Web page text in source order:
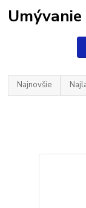
Najnovšie